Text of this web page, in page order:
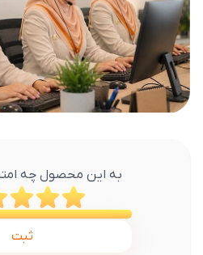
به این محصول چه
ثبت